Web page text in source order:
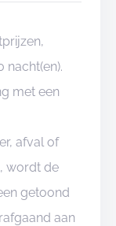
nacht(en).
met een
afval of
wordt de
getoond
aan